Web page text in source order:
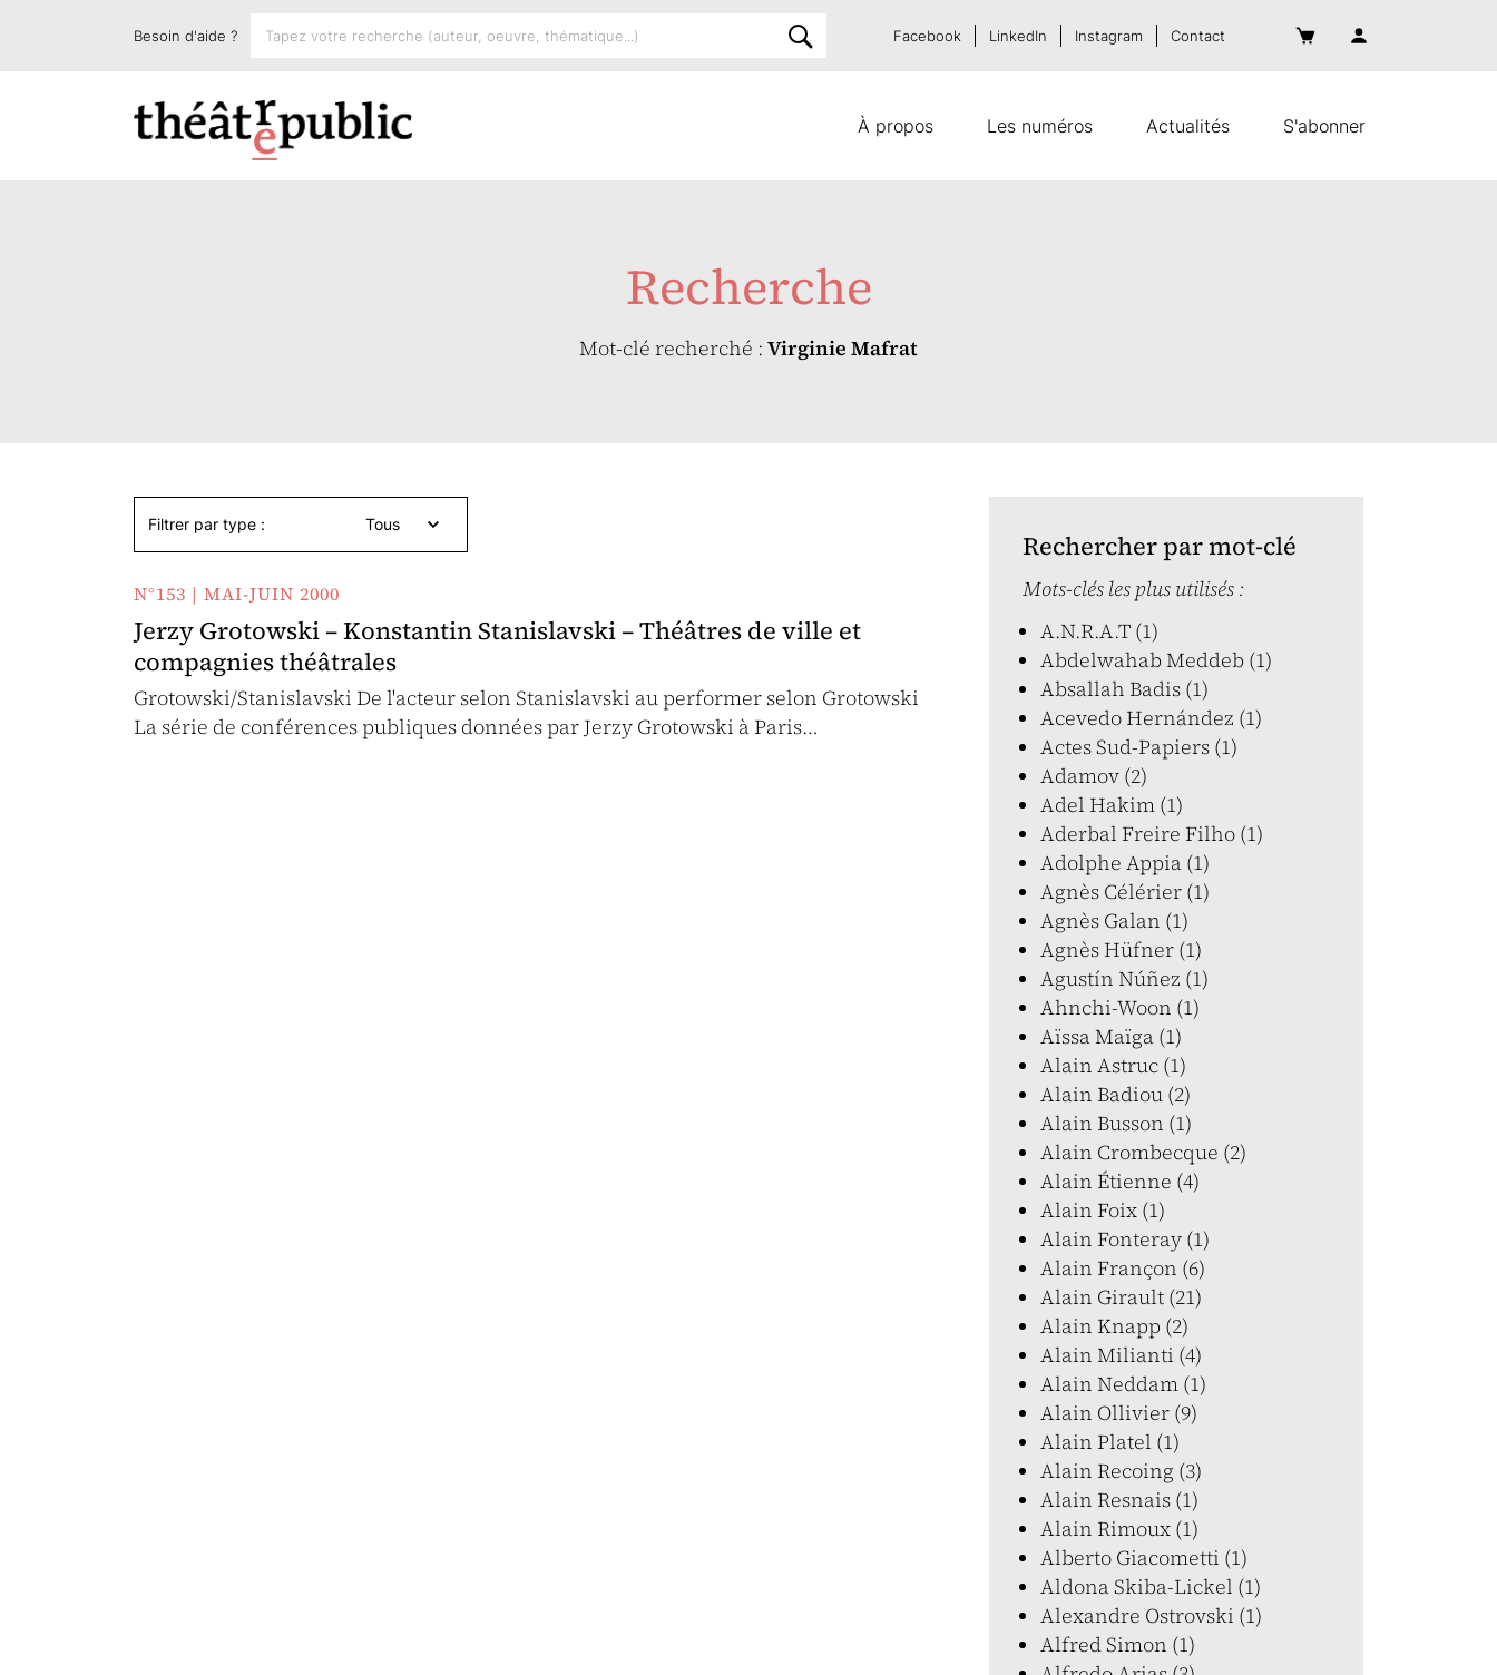
À propos Les numéros Actualités S'abonner
Besoin d'aide ? Facebook LinkedIn Instagram Contact
Recherche
Mot-clé recherché : Virginie Mafrat
Filtrer par type : Tous
N°153 | MAI-JUIN 2000
Jerzy Grotowski – Konstantin Stanislavski – Théâtres de ville et
compagnies théâtrales
Grotowski/Stanislavski De l'acteur selon Stanislavski au performer selon Grotowski
La série de conférences publiques données par Jerzy Grotowski à Paris…
Rechercher par mot-clé
Mots-clés les plus utilisés :
A.N.R.A.T (1)
Abdelwahab Meddeb (1)
Absallah Badis (1)
Acevedo Hernández (1)
Actes Sud-Papiers (1)
Adamov (2)
Adel Hakim (1)
Aderbal Freire Filho (1)
Adolphe Appia (1)
Agnès Célérier (1)
Agnès Galan (1)
Agnès Hüfner (1)
Agustín Núñez (1)
Ahnchi-Woon (1)
Aïssa Maïga (1)
Alain Astruc (1)
Alain Badiou (2)
Alain Busson (1)
Alain Crombecque (2)
Alain Étienne (4)
Alain Foix (1)
Alain Fonteray (1)
Alain Françon (6)
Alain Girault (21)
Alain Knapp (2)
Alain Milianti (4)
Alain Neddam (1)
Alain Ollivier (9)
Alain Platel (1)
Alain Recoing (3)
Alain Resnais (1)
Alain Rimoux (1)
Alberto Giacometti (1)
Aldona Skiba-Lickel (1)
Alexandre Ostrovski (1)
Alfred Simon (1)